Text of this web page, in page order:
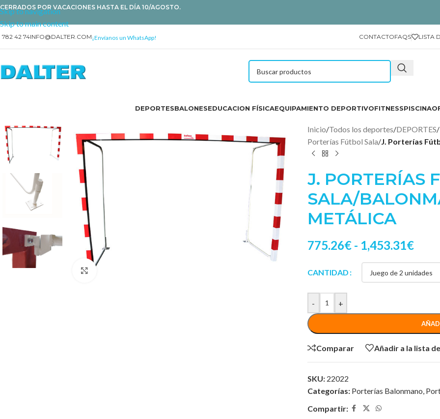
Skip to navigation
Skip to main content
CERRADOS POR VACACIONES HASTA EL DÍA 10/AGOSTO.
782 42 74INFO@DALTER.COM¡Envíanos un WhatsApp! CONTACTOFAQS LISTA
DEPORTESBALONESEDUCACION FÍSICAEQUIPAMIENTO DEPORTIVOFITNESSPISCINA
Inicio/Todos los deportes/DEPORTES/
Porterías Fútbol Sala/J. Porterías
J. PORTERÍAS
SALA/
METÁLICA
775.26€ - 1,453.31€
CANTIDAD
- +
Comparar Añadir a la lista
SKU: 22022
Categorías: Porterías Balonmano,
Compartir: